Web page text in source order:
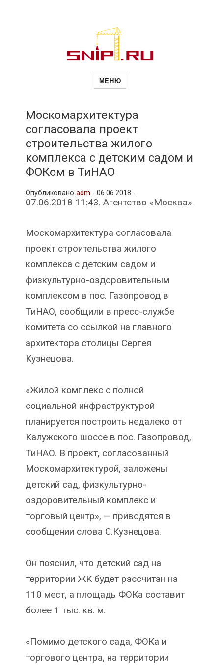
Новости
и
МЕНЮ
Москомархитектура
согласовала проект
строительства жилого
комплекса с детским садом и
ФОКом в ТиНАО
Опубликовано adm - 06.06.2018 -
07.06.2018 11:43. Агентство «Москва».
Москомархитектура согласовала
проект строительства жилого
комплекса с детским садом и
физкультурно-оздоровительным
комплексом в пос. Газопровод в
ТиНАО, сообщили в пресс-службе
комитета со ссылкой на главного
архитектора столицы Сергея
Кузнецова.
«Жилой комплекс с полной
социальной инфраструктурой
планируется построить недалеко от
Калужского шоссе в пос. Газопровод,
ТиНАО. В проект, согласованный
Москомархитектурой, заложены
детский сад, физкультурно-
оздоровительный комплекс и
торговый центр», — приводятся в
сообщении слова С.Кузнецова.
Он пояснил, что детский сад на
территории ЖК будет рассчитан на
110 мест, а площадь ФОКа составит
более 1 тыс. кв. м.
«Помимо детского сада, ФОКа и
торгового центра, на территории